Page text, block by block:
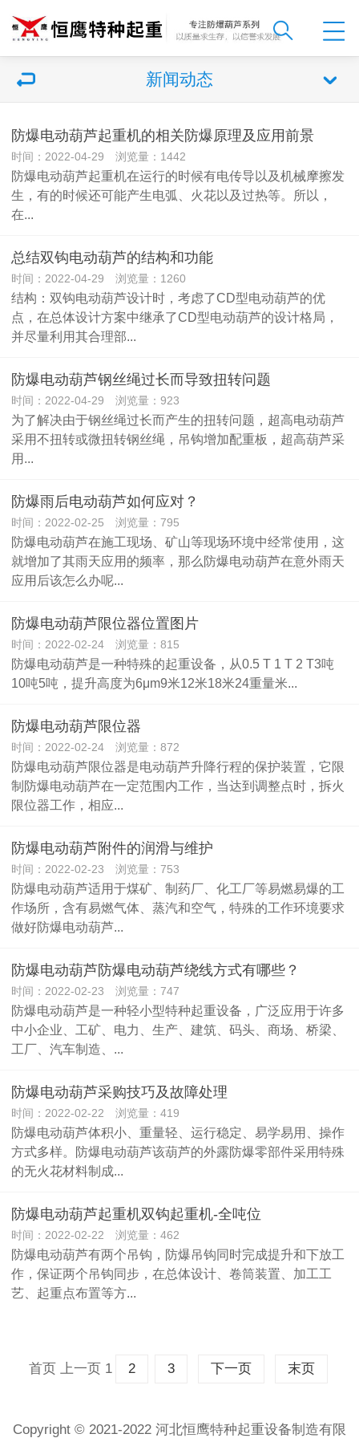
新闻动态
防爆电动葫芦起重机的相关防爆原理及应用前景
时间：2022-04-29 浏览量：1442
防爆电动葫芦起重机在运行的时候有电传导以及机械摩擦发
生，有的时候还可能产生电弧、火花以及过热等。所以，
在...
总结双钩电动葫芦的结构和功能
时间：2022-04-29 浏览量：1260
结构：双钩电动葫芦设计时，考虑了CD型电动葫芦的优
点，在总体设计方案中继承了CD型电动葫芦的设计格局，
并尽量利用其合理部...
防爆电动葫芦钢丝绳过长而导致扭转问题
时间：2022-04-29 浏览量：923
为了解决由于钢丝绳过长而产生的扭转问题，超高电动葫芦
采用不扭转或微扭转钢丝绳，吊钩增加配重板，超高葫芦采
用...
防爆雨后电动葫芦如何应对？
时间：2022-02-25 浏览量：795
防爆电动葫芦在施工现场、矿山等现场环境中经常使用，这
就增加了其雨天应用的频率，那么防爆电动葫芦在意外雨天
应用后该怎么办呢...
防爆电动葫芦限位器位置图片
时间：2022-02-24 浏览量：815
防爆电动葫芦是一种特殊的起重设备，从0.5 T 1 T 2 T3吨
10吨5吨，提升高度为6μm9米12米18米24重量米...
防爆电动葫芦限位器
时间：2022-02-24 浏览量：872
防爆电动葫芦限位器是电动葫芦升降行程的保护装置，它限
制防爆电动葫芦在一定范围内工作，当达到调整点时，拆火
限位器工作，相应...
防爆电动葫芦附件的润滑与维护
时间：2022-02-23 浏览量：753
防爆电动葫芦适用于煤矿、制药厂、化工厂等易燃易爆的工
作场所，含有易燃气体、蒸汽和空气，特殊的工作环境要求
做好防爆电动葫芦...
防爆电动葫芦防爆电动葫芦绕线方式有哪些？
时间：2022-02-23 浏览量：747
防爆电动葫芦是一种轻小型特种起重设备，广泛应用于许多
中小企业、工矿、电力、生产、建筑、码头、商场、桥梁、
工厂、汽车制造、...
防爆电动葫芦采购技巧及故障处理
时间：2022-02-22 浏览量：419
防爆电动葫芦体积小、重量轻、运行稳定、易学易用、操作
方式多样。防爆电动葫芦该葫芦的外露防爆零部件采用特殊
的无火花材料制成...
防爆电动葫芦起重机双钩起重机-全吨位
时间：2022-02-22 浏览量：462
防爆电动葫芦有两个吊钩，防爆吊钩同时完成提升和下放工
作，保证两个吊钩同步，在总体设计、卷筒装置、加工工
艺、起重点布置等方...
首页 上一页 1 2 3 下一页 末页
Copyright © 2021-2022 河北恒鹰特种起重设备制造有限